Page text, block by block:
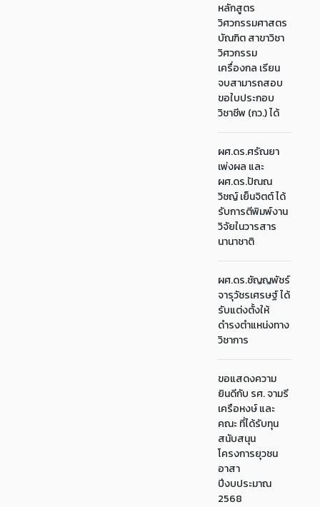
หลักสูตร
วิศวกรรมศาสตร
บัณฑิต สาขาวิชา
วิศวกรรม
เครื่องกล เรียน
จบสามารถสอบ
ขอใบประกอบ
วิชาชีพ (กว.) ได้
ผศ.ดร.ศรัณยา
เพ่งผล และ
ผศ.ดร.ปัณณ
วิชญ์ เย็นจิตต์ ได้
รับการตีพิมพ์งาน
วิจัยในวารสาร
นานาชาติ
ผศ.ดร.ชัญญพัชร์
จารุวัชรเศรษฐ์ ได้
รับแต่งตั้งให้
ดำรงตำแหน่งทาง
วิชาการ
ขอแสดงความ
ยินดีกับ รศ. จามรี
เครือหงษ์ และ
คณะ ที่ได้รับทุน
สนับสนุน
โครงการยุวชน
อาสา
ปีงบประมาณ
2568